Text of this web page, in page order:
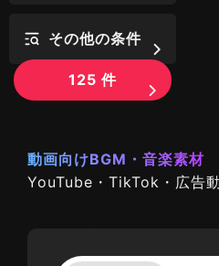
その他の条件
125 件
動画向けBGM・音楽素材
YouTube・TikTok・広告